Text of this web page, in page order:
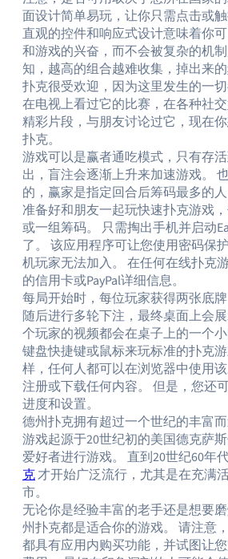
面设计简单易玩，让你只需点击或触
直观的控件和响应式设计意味着你
和游戏的兴奋，而不会被复杂的机
知，越高的组合越难收集，掉出来
扑克很受欢迎，因为这里发生的一
在电视上看过它的比赛，在各种社
精彩片段，与朋友讨论过它，现在
扑克。
游戏可以是赢者通吃模式，只有存
出，盲注会逐渐上升来加速游戏。
的，赢家是指定回合后筹码最多的
准备好和朋友一起玩快速扑克游戏
或一组筹码。 只需掏出手机并启动
了。 该应用程序可让您使用密码保
机玩家无法加入。 在任何在线扑克
的信用卡或PayPal详细信息。
每局开始时，每位玩家获得两张底牌
随后进行多轮下注，最终桌面上会
个玩家的视频都会在桌子上的一个
键盘快捷键或鼠标来玩标准的扑克
样，任何人都可以在浏览器中使用
注册或下载任何内容。 但是，您还
进度和设置。
德州扑克拥有超过一个世纪的丰富
游戏起源于20世纪初的美国德克萨
爱好者进行游戏。 直到20世纪60年
克才开始广泛流行，尤其是在充满
市。
无论你是经验丰富的老手还是想要
州扑克都是适合你的游戏。 请注意
都具有应用内购买功能，并试图让